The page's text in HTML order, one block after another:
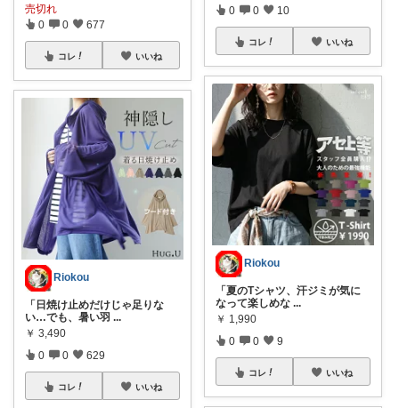
売切れ
0 0 677
コレ いいね
Riokou
「日焼け止めだけじゃ足りな
い…でも、暑い羽 ...
￥ 3,490
0 0 629
コレ いいね
0 0 10
コレ いいね
Riokou
「夏のTシャツ、汗ジミが気に
なって楽しめな ...
￥ 1,990
0 0 9
コレ いいね